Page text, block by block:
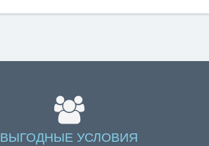
ВЫГОДНЫЕ УСЛОВИЯ